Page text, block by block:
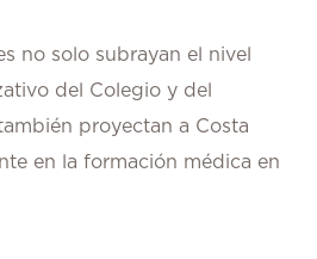
no solo subrayan el nivel
del Colegio y del
proyectan a Costa
en la formación médica en